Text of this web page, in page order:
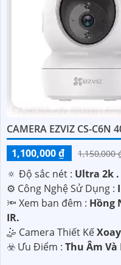
CAMERA EZVIZ CS-C6N
1,100,000 ₫
1,150,000
🔅 Độ sắc nét : Ultra 2k .
⚙ Công Nghệ Sử Dụng :
🔦 Xem ban đêm : Hồng
IR.
🤹 Camera Thiết Kế
️☣️ Ưu Điểm : Thu Âm Và